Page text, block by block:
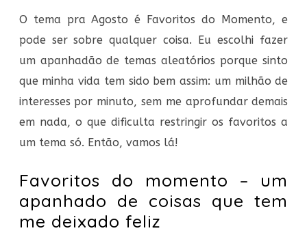
O tema pra Agosto é Favoritos do Momento, e
pode ser sobre qualquer coisa. Eu escolhi fazer
um apanhadão de temas aleatórios porque sinto
que minha vida tem sido bem assim: um milhão de
interesses por minuto, sem me aprofundar demais
em nada, o que dificulta restringir os favoritos a
um tema só. Então, vamos lá!
Favoritos do momento – um
apanhado de coisas que tem
me deixado feliz